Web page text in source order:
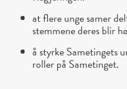
at flere unge samer
stemmene deres blir
å styrke Sametingets
roller på Sametinget.